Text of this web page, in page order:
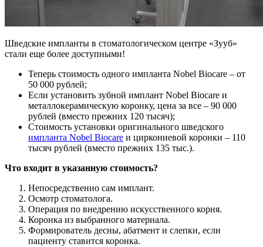
Шведские импланты в стоматологическом центре «Зууб»
стали еще более доступными!
Теперь стоимость одного импланта Nobel Biocare – от
50 000 рублей;
Если установить зубной имплант Nobel Biocare и
металлокерамическую коронку, цена за все – 90 000
рублей (вместо прежних 120 тысяч);
Стоимость установки оригинального шведского
импланта Nobel Biocare и циркониевой коронки – 110
тысяч рублей (вместо прежних 135 тыс.).
Что входит в указанную стоимость?
Непосредственно сам имплант.
Осмотр стоматолога.
Операция по внедрению искусственного корня.
Коронка из выбранного материала.
Формирователь десны, абатмент и слепки, если
пациенту ставится коронка.